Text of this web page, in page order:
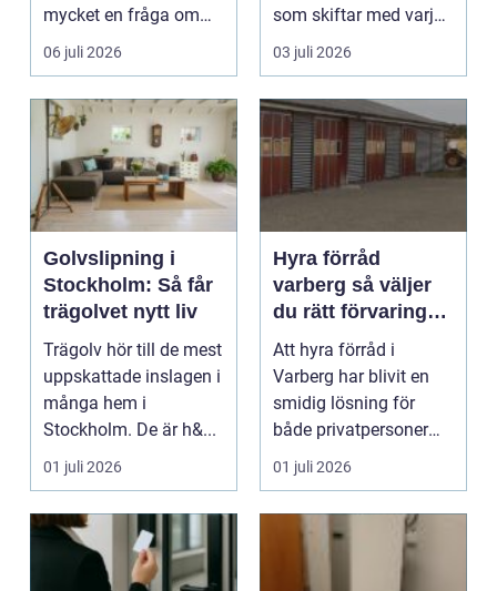
mycket en fråga om
vardag, trygghet ...
06 juli 2026
som skiftar med varje
timme på dagen. H...
03 juli 2026
Golvslipning i
Stockholm: Så får
trägolvet nytt liv
Trägolv hör till de mest
uppskattade inslagen i
många hem i
Stockholm. De är h&...
01 juli 2026
Hyra förråd
varberg så väljer
du rätt förvaring
för dina behov
Att hyra förråd i
Varberg har blivit en
smidig lösning för
både privatpersoner
och företag som
behöv...
01 juli 2026